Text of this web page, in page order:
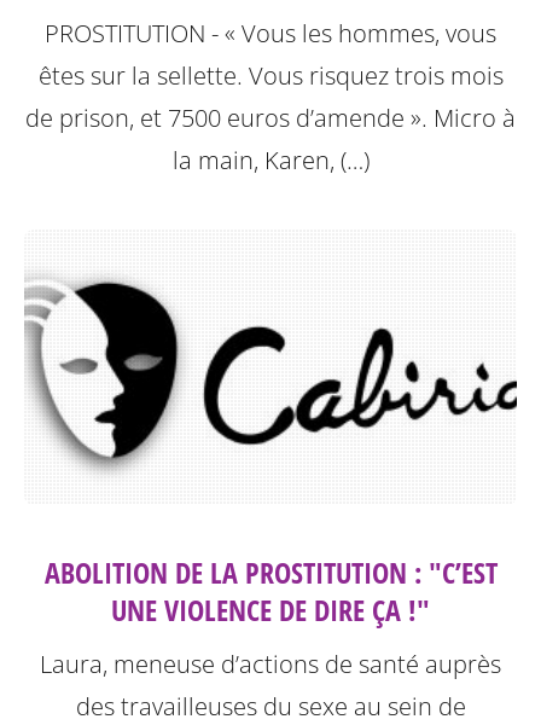
PROSTITUTION - « Vous les hommes, vous
êtes sur la sellette. Vous risquez trois mois
de prison, et 7500 euros d’amende ». Micro à
la main, Karen, (…)
ABOLITION DE LA PROSTITUTION : "C’EST
UNE VIOLENCE DE DIRE ÇA !"
Laura, meneuse d’actions de santé auprès
des travailleuses du sexe au sein de